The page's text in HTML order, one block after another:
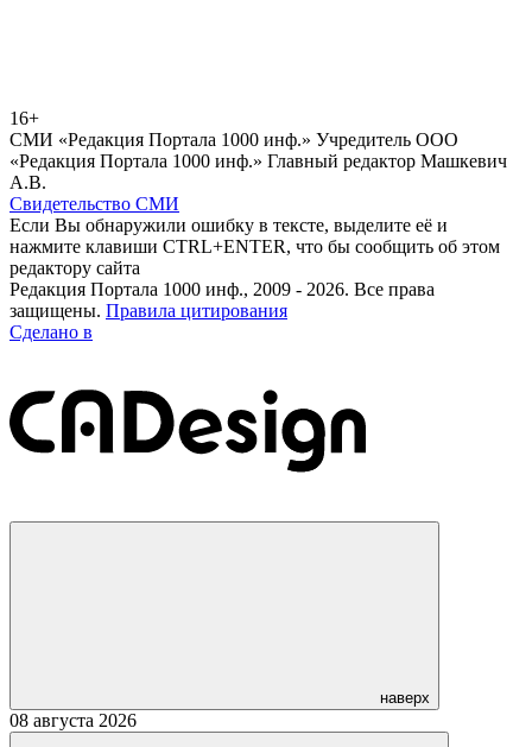
16+
СМИ «Редакция Портала 1000 инф.» Учредитель ООО
«Редакция Портала 1000 инф.» Главный редактор Машкевич
А.В.
Свидетельство СМИ
Если Вы обнаружили ошибку в тексте, выделите её и
нажмите клавиши CTRL+ENTER, что бы сообщить об этом
редактору сайта
Редакция Портала 1000 инф., 2009 - 2026. Все права
защищены. Правила цитирования
Сделано в
наверх
08 августа 2026